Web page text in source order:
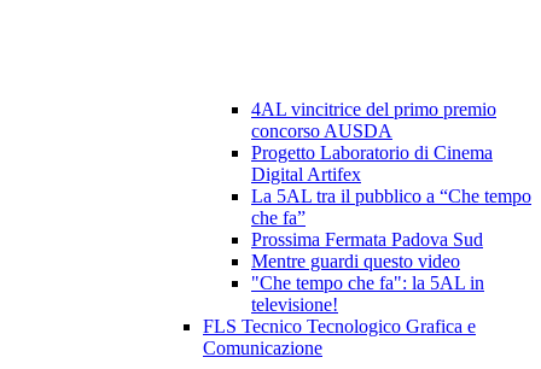
4AL vincitrice del primo premio
concorso AUSDA
Progetto Laboratorio di Cinema
Digital Artifex
La 5AL tra il pubblico a “Che tempo
che fa”
Prossima Fermata Padova Sud
Mentre guardi questo video
"Che tempo che fa": la 5AL in
televisione!
FLS Tecnico Tecnologico Grafica e
Comunicazione